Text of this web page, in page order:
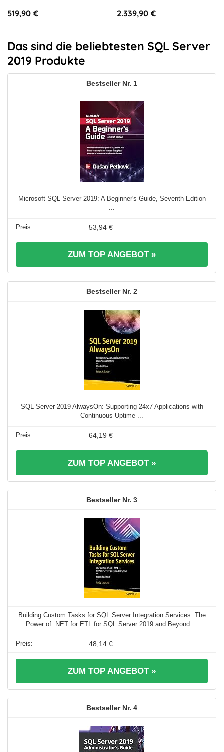
519,90 €
2.339,90 €
Das sind die beliebtesten SQL Server
2019 Produkte
1
Microsoft SQL Server 2019: A Beginner's Guide, Seventh Edition
...
53,94 €
ZUM TOP ANGEBOT »
2
SQL Server 2019 AlwaysOn: Supporting 24x7 Applications with
Continuous Uptime ...
64,19 €
ZUM TOP ANGEBOT »
3
Building Custom Tasks for SQL Server Integration Services: The
Power of .NET for ETL for SQL Server 2019 and Beyond ...
48,14 €
ZUM TOP ANGEBOT »
4